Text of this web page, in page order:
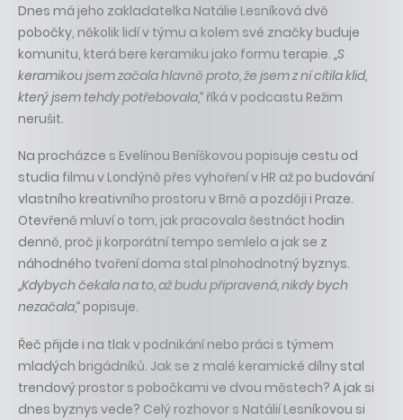
Dnes má jeho zakladatelka Natálie Lesníková dvě
pobočky, několik lidí v týmu a kolem své značky buduje
komunitu, která bere keramiku jako formu terapie. „S
keramikou jsem začala hlavně proto, že jsem z ní cítila klid,
který jsem tehdy potřebovala,“ říká v podcastu Režim
nerušit.
Na procházce s Evelínou Beníškovou popisuje cestu od
studia filmu v Londýně přes vyhoření v HR až po budování
vlastního kreativního prostoru v Brně a později i Praze.
Otevřeně mluví o tom, jak pracovala šestnáct hodin
denně, proč ji korporátní tempo semlelo a jak se z
náhodného tvoření doma stal plnohodnotný byznys.
„Kdybych čekala na to, až budu připravená, nikdy bych
nezačala,“ popisuje.
Řeč přijde i na tlak v podnikání nebo práci s týmem
mladých brigádníků. Jak se z malé keramické dílny stal
trendový prostor s pobočkami ve dvou městech? A jak si
dnes byznys vede? Celý rozhovor s Natálií Lesníkovou si